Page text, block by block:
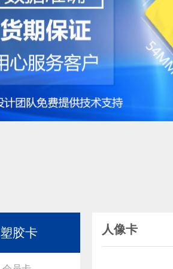
塑胶卡 人像卡